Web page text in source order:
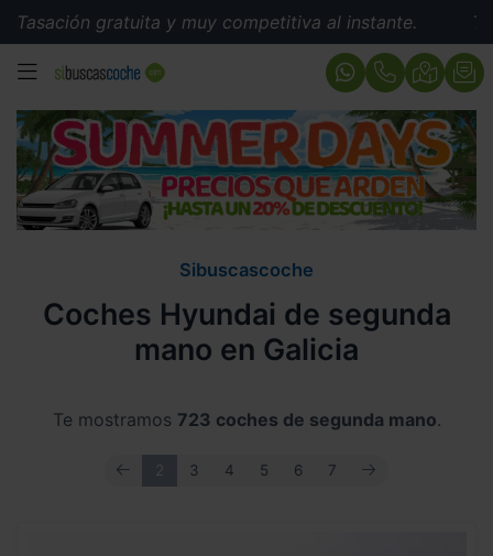
y muy competitiva al instante. Tasación
MENÚ
Sibuscascoche
Coches Hyundai de segunda
mano en Galicia
Te mostramos 723 coches de segunda mano.
ANTERIOR
2 3 4 5 6 7 SIGUIENTE